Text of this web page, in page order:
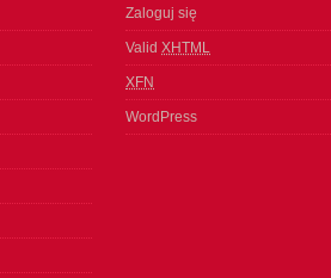
Zaloguj się
Valid XHTML
XFN
WordPress